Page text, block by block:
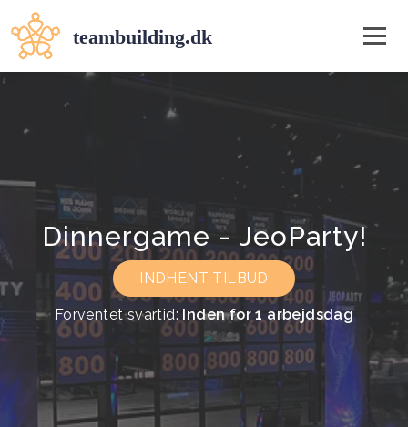
Dinnergame - JeoParty!
INDHENT TILBUD
Forventet svartid: Inden for 1 arbejdsdag